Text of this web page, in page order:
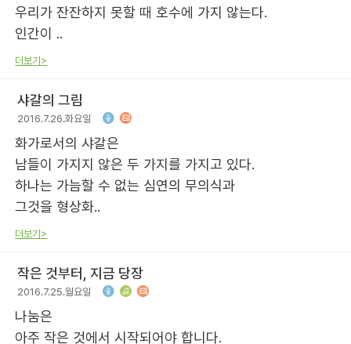
우리가 잔잔하지 못할 때 호수에 가지 않는다.
인간이 ..
더보기>
샤갈의 그림
2016.7.26.화요일
화가로서의 샤갈은
남들이 가지지 않은 두 가지를 가지고 있다.
하나는 가늠할 수 없는 심연의 무의식과
그것을 형상화..
더보기>
작은 것부터, 지금 당장
2016.7.25.월요일
나눔은
아주 작은 것에서 시작되어야 합니다.